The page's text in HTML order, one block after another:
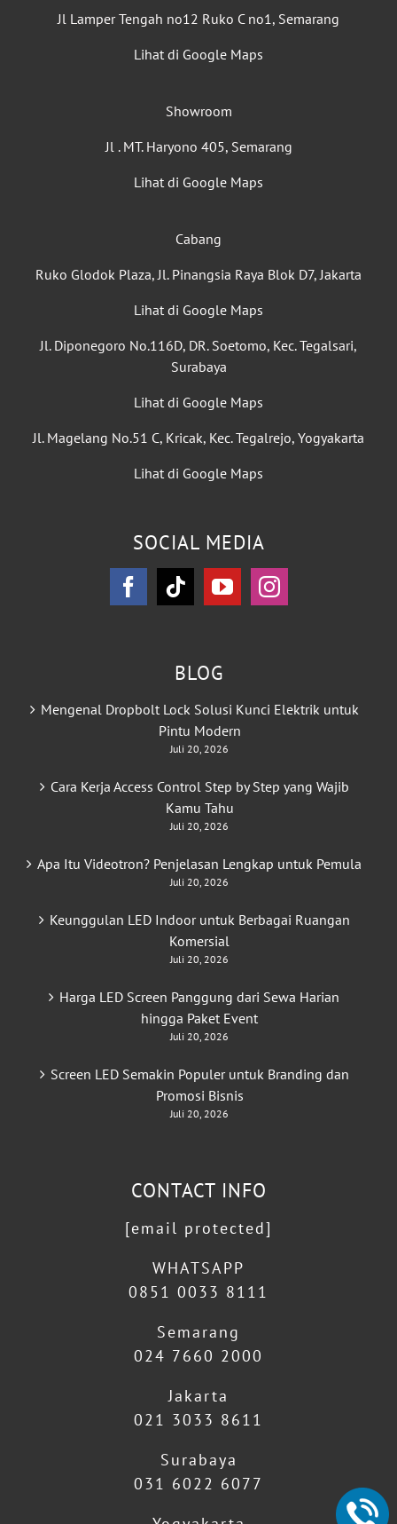
Jl Lamper Tengah no12 Ruko C no1, Semarang
Lihat di Google Maps
Showroom
Jl . MT. Haryono 405, Semarang
Lihat di Google Maps
Cabang
Ruko Glodok Plaza, Jl. Pinangsia Raya Blok D7, Jakarta
Lihat di Google Maps
Jl. Diponegoro No.116D, DR. Soetomo, Kec. Tegalsari,
Surabaya
Lihat di Google Maps
Jl. Magelang No.51 C, Kricak, Kec. Tegalrejo, Yogyakarta
Lihat di Google Maps
SOCIAL MEDIA
BLOG
Mengenal Dropbolt Lock Solusi Kunci Elektrik untuk
Pintu Modern
Juli 20, 2026
Cara Kerja Access Control Step by Step yang Wajib
Kamu Tahu
Juli 20, 2026
Apa Itu Videotron? Penjelasan Lengkap untuk Pemula
Juli 20, 2026
Keunggulan LED Indoor untuk Berbagai Ruangan
Komersial
Juli 20, 2026
Harga LED Screen Panggung dari Sewa Harian
hingga Paket Event
Juli 20, 2026
Screen LED Semakin Populer untuk Branding dan
Promosi Bisnis
Juli 20, 2026
CONTACT INFO
[email protected]
WHATSAPP
0851 0033 8111
Semarang
024 7660 2000
Jakarta
021 3033 8611
Surabaya
031 6022 6077